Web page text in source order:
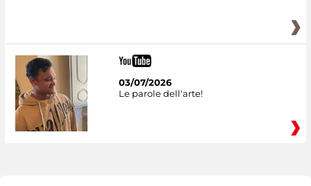
03/07/2026
Le parole dell'arte!